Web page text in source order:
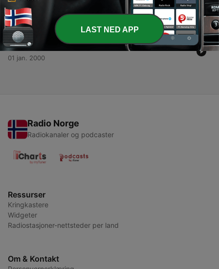
120 - Kva er bra med å komme for seint?
14 mars 2024
29 - Hør alle episodene i appen NRK Radio
01 jan. 2000
Radio Norge
Radiokanaler og podcaster
Ressurser
Kringkastere
Widgeter
Radiostasjoner-nettsteder per land
Om & Kontakt
LAST NED APP